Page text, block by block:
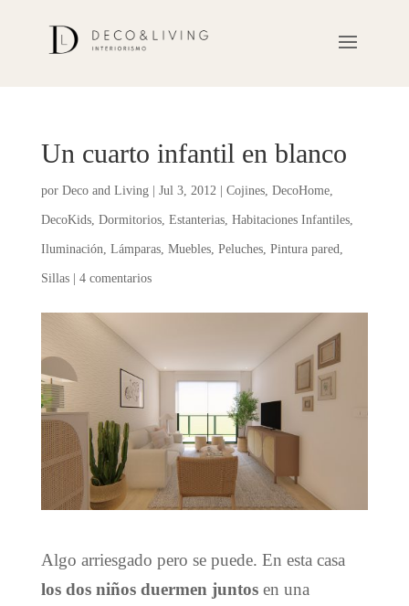
Un cuarto infantil en blanco
por Deco and Living| Jul 3, 2012 | Cojines, DecoHome,
DecoKids, Dormitorios, Estanterias, Habitaciones Infantiles,
Iluminación Lámparas, Muebles, Peluches, Pintura pared
Sillas| 4 comentarios
Algo arriesgado pero se puede. En esta casa
los dos niños duermen juntosen una